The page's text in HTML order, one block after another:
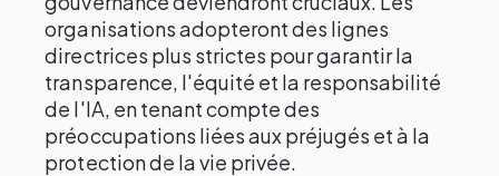
organisations adopteront des lignes
directrices plus strictes pour garantir la
transparence, l'équité et la responsabilité
de l'IA, en tenant compte des
préoccupations liées aux préjugés et à la
protection de la vie privée.